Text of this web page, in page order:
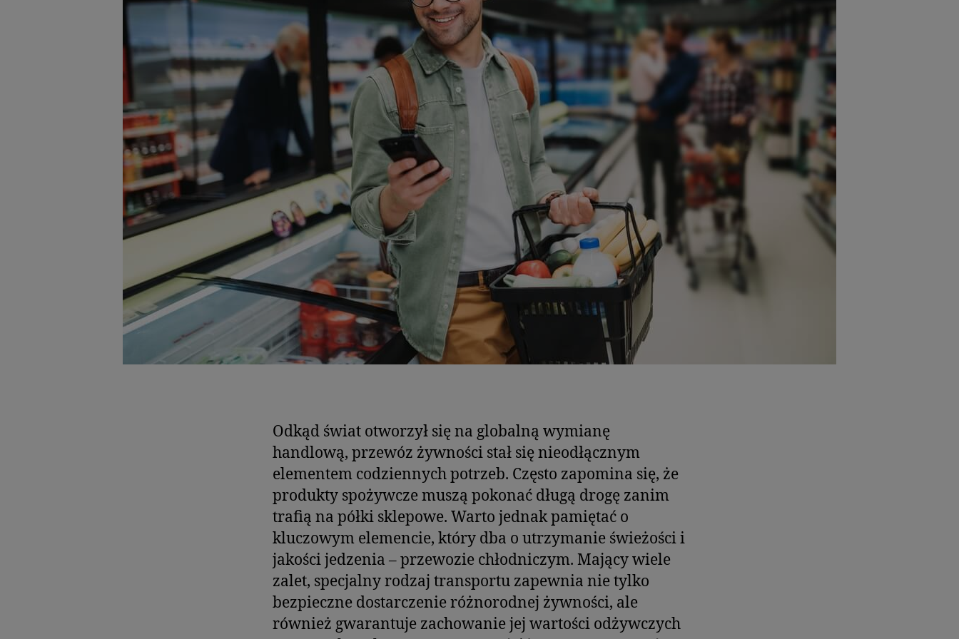
Odkąd świat otworzył się na globalną wymianę
handlową, przewóz żywności stał się nieodłącznym
elementem codziennych potrzeb. Często zapomina się, że
produkty spożywcze muszą pokonać długą drogę zanim
trafią na półki sklepowe. Warto jednak pamiętać o
kluczowym elemencie, który dba o utrzymanie świeżości i
jakości jedzenia – przewozie chłodniczym. Mający wiele
zalet, specjalny rodzaj transportu zapewnia nie tylko
bezpieczne dostarczenie różnorodnej żywności, ale
również gwarantuje zachowanie jej wartości odżywczych